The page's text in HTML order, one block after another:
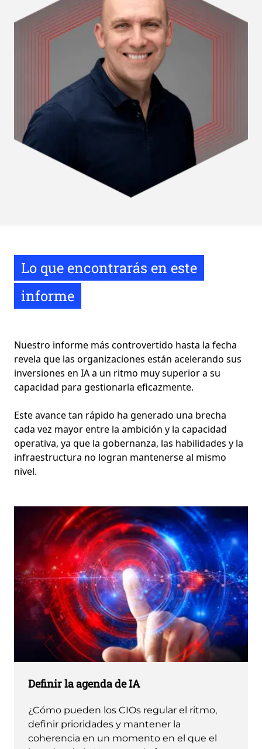
Lo que encontrarás en este
informe
Nuestro informe más controvertido hasta la fecha
revela que las organizaciones están acelerando sus
inversiones en IA a un ritmo muy superior a su
capacidad para gestionarla eficazmente.
Este avance tan rápido ha generado una brecha
cada vez mayor entre la ambición y la capacidad
operativa, ya que la gobernanza, las habilidades y la
infraestructura no logran mantenerse al mismo
nivel.
Definir la agenda de IA
¿Cómo pueden los CIOs regular el ritmo,
definir prioridades y mantener la
coherencia en un momento en el que el